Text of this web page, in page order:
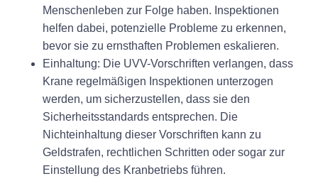
Menschenleben zur Folge haben. Inspektionen
helfen dabei, potenzielle Probleme zu erkennen,
bevor sie zu ernsthaften Problemen eskalieren.
Einhaltung: Die UVV-Vorschriften verlangen, dass
Krane regelmäßigen Inspektionen unterzogen
werden, um sicherzustellen, dass sie den
Sicherheitsstandards entsprechen. Die
Nichteinhaltung dieser Vorschriften kann zu
Geldstrafen, rechtlichen Schritten oder sogar zur
Einstellung des Kranbetriebs führen.